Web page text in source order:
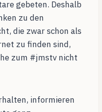
gebeten. Deshalb
zu den
die zwar schon als
zu finden sind,
zum #jmstv nicht
informieren